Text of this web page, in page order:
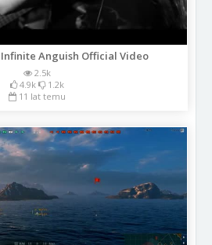
Anguish Official Video
2.5k
4.9k
1.2k
11 lat temu